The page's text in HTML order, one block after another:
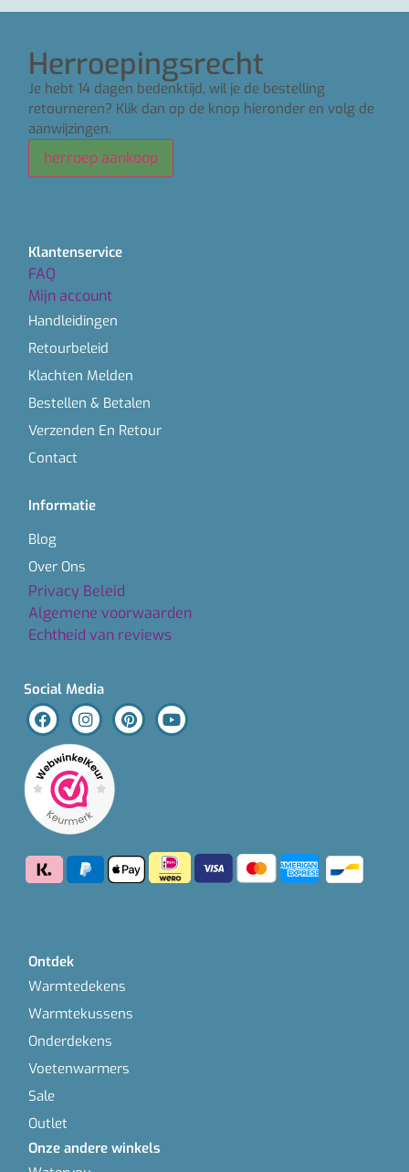
Herroepingsrecht
Je hebt 14 dagen bedenktijd, wil je de bestelling
retourneren? Klik dan op de knop hieronder en volg de
aanwijzingen.
herroep aankoop
Klantenservice
FAQ
Mijn account
Handleidingen
Retourbeleid
Klachten Melden
Bestellen & Betalen
Verzenden En Retour
Contact
Informatie
Blog
Over Ons
Privacy Beleid
Algemene voorwaarden
Echtheid van reviews
Social Media
Ontdek
Warmtedekens
Warmtekussens
Onderdekens
Voetenwarmers
Sale
Outlet
Onze andere winkels